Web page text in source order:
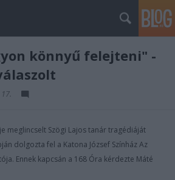
könnyű felejteni" -
meglincselt Szögi Lajos tanár tragédiáját
dolgozta fel a Katona József Színház Az
Ennek kapcsán a 168 Óra kérdezte Máté